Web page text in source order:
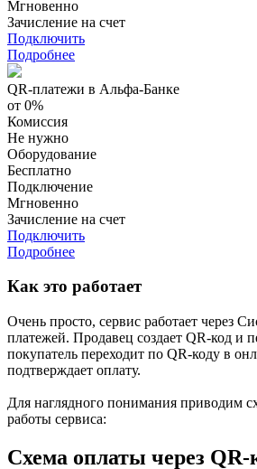
Мгновенно
Зачисление на счет
Подключить
Подробнее
QR-платежи в Альфа-Банке
от 0%
Комиссия
Не нужно
Оборудование
Бесплатно
Подключение
Мгновенно
Зачисление на счет
Подключить
Подробнее
Как это работает
Очень просто, сервис работает через
платежей. Продавец создает QR-код и
покупатель переходит по QR-коду в
подтверждает оплату.
Для наглядного понимания приводим
работы сервиса:
Схема оплаты через QR-